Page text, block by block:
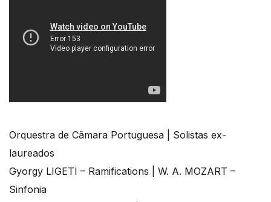
Orquestra de Câmara Portuguesa | Solistas ex-
laureados
Gyorgy LIGETI – Ramifications | W. A. MOZART –
Sinfonia